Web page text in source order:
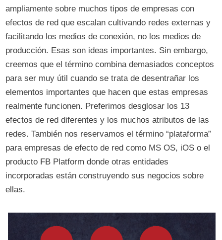
ampliamente sobre muchos tipos de empresas con
efectos de red que escalan cultivando redes externas y
facilitando los medios de conexión, no los medios de
producción. Esas son ideas importantes. Sin embargo,
creemos que el término combina demasiados conceptos
para ser muy útil cuando se trata de desentrañar los
elementos importantes que hacen que estas empresas
realmente funcionen. Preferimos desglosar los 13
efectos de red diferentes y los muchos atributos de las
redes. También nos reservamos el término “plataforma”
para empresas de efecto de red como MS OS, iOS o el
producto FB Platform donde otras entidades
incorporadas están construyendo sus negocios sobre
ellas.